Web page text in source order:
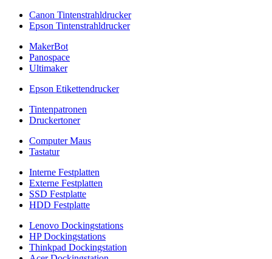
Canon Tintenstrahldrucker
Epson Tintenstrahldrucker
MakerBot
Panospace
Ultimaker
Epson Etikettendrucker
Tintenpatronen
Druckertoner
Computer Maus
Tastatur
Interne Festplatten
Externe Festplatten
SSD Festplatte
HDD Festplatte
Lenovo Dockingstations
HP Dockingstations
Thinkpad Dockingstation